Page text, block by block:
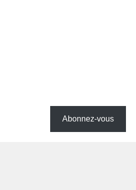
Abonnez-vous